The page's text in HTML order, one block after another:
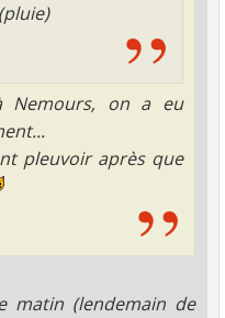
Nemours, on a eu
pleuvoir après que
matin (lendemain de